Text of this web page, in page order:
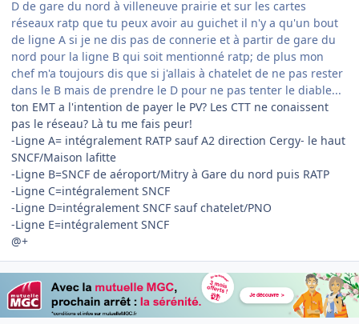
D de gare du nord à villeneuve prairie et sur les cartes
réseaux ratp que tu peux avoir au guichet il n'y a qu'un bout
de ligne A si je ne dis pas de connerie et à partir de gare du
nord pour la ligne B qui soit mentionné ratp; de plus mon
chef m'a toujours dis que si j'allais à chatelet de ne pas rester
dans le B mais de prendre le D pour ne pas tenter le diable...
ton EMT a l'intention de payer le PV? Les CTT ne conaissent
pas le réseau? Là tu me fais peur!
-Ligne A= intégralement RATP sauf A2 direction Cergy- le haut
SNCF/Maison lafitte
-Ligne B=SNCF de aéroport/Mitry à Gare du nord puis RATP
-Ligne C=intégralement SNCF
-Ligne D=intégralement SNCF sauf chatelet/PNO
-Ligne E=intégralement SNCF
@+